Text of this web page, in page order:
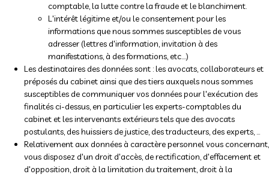
comptable, la lutte contre la fraude et le blanchiment.
L'intérêt légitime et/ou le consentement pour les
informations que nous sommes susceptibles de vous
adresser (lettres d'information, invitation à des
manifestations, à des formations, etc.…)
Les destinataires des données sont : les avocats, collaborateurs et
préposés du cabinet ainsi que des tiers auxquels nous sommes
susceptibles de communiquer vos données pour l'exécution des
finalités ci-dessus, en particulier les experts-comptables du
cabinet et les intervenants extérieurs tels que des avocats
postulants, des huissiers de justice, des traducteurs, des experts, …
Relativement aux données à caractère personnel vous concernant,
vous disposez d'un droit d'accès, de rectification, d'effacement et
d'opposition, droit à la limitation du traitement, droit à la